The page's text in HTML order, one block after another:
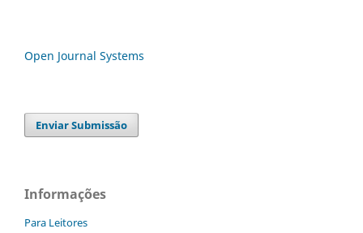
Open Journal Systems
Enviar Submissão
Informações
Para Leitores